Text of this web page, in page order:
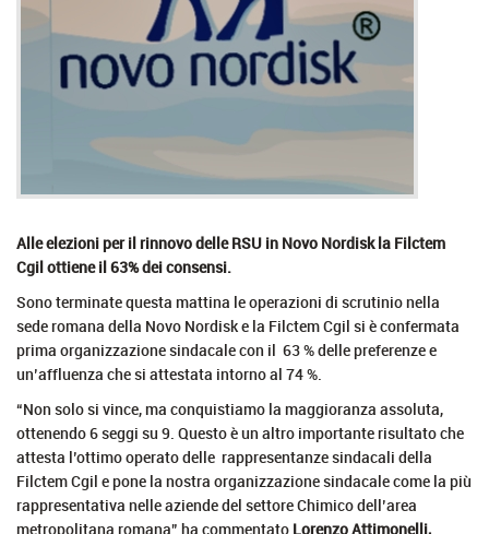
Alle elezioni per il rinnovo delle RSU in Novo Nordisk la Filctem
Cgil ottiene il 63% dei consensi.
Sono terminate questa mattina le operazioni di scrutinio nella
sede romana della Novo Nordisk e la Filctem Cgil si è confermata
prima organizzazione sindacale con il 63 % delle preferenze e
un’affluenza che si attestata intorno al 74 %.
“Non solo si vince, ma conquistiamo la maggioranza assoluta,
ottenendo 6 seggi su 9. Questo è un altro importante risultato che
attesta l’ottimo operato delle rappresentanze sindacali della
Filctem Cgil e pone la nostra organizzazione sindacale come la più
rappresentativa nelle aziende del settore Chimico dell’area
metropolitana romana” ha commentato Lorenzo Attimonelli,